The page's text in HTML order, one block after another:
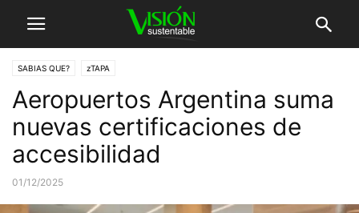
SABIAS QUE? zTAPA
Aeropuertos Argentina suma
nuevas certificaciones de
accesibilidad
01/12/2025